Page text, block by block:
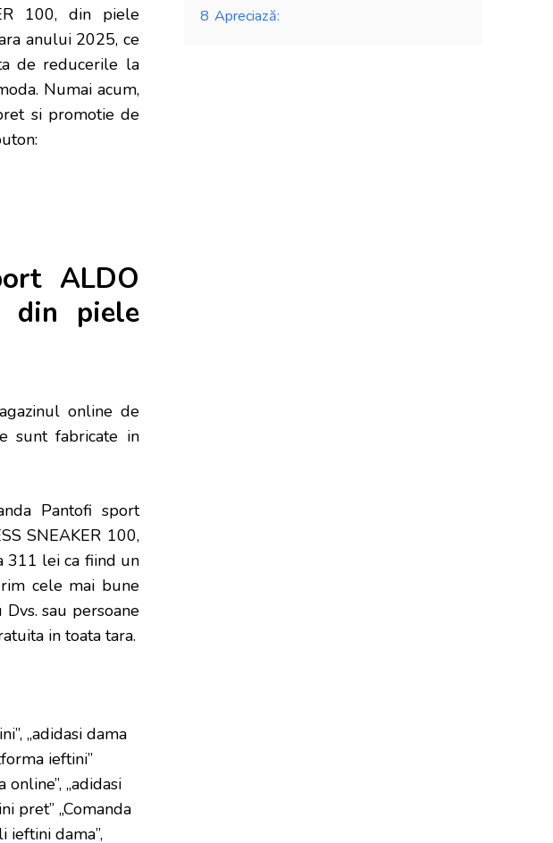
100, din piele
anului 2025, ce
de reducerile la
Numai acum,
si promotie de
ALDO
din piele
online de
sunt fabricate in
Pantofi sport
SNEAKER 100,
311 lei ca fiind un
cele mai bune
sau persoane
in toata tara.
„adidasi dama
ieftini”
„adidasi
pret” „Comanda
ieftini dama”,
8 Apreciază: